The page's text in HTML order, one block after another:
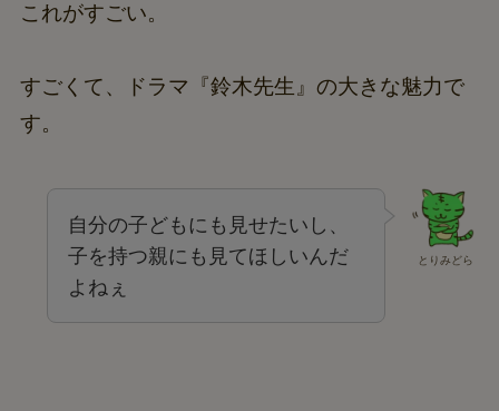
これがすごい。
すごくて、ドラマ『鈴木先生』の大きな魅力で
す。
とりみどら
自分の子どもにも見せたいし、
子を持つ親にも見てほしいんだ
よねぇ